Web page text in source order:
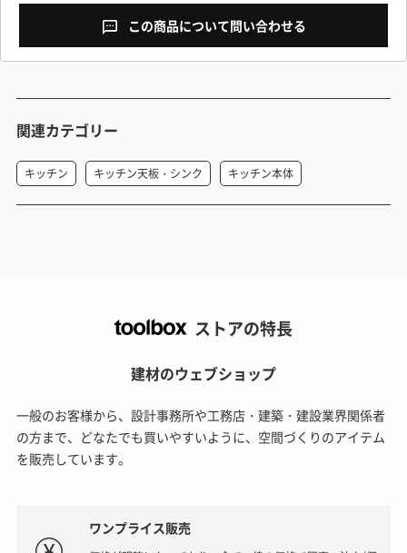
この商品について問い合わせる
関連カテゴリー
キッチン キッチン天板・シンク キッチン本体
ストアの特長
建材のウェブショップ
一般のお客様から、設計事務所や工務店・建築・建設業界関係者
の方まで、どなたでも買いやすいように、空間づくりのアイテム
を販売しています。
ワンプライス販売